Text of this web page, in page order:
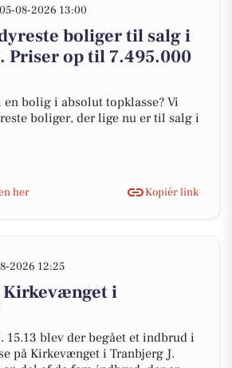
05-08-2026 13:00
boliger til salg i
Priser op til 7.495.000
bolig i absolut topklasse? Vi
boliger, der lige nu er til salg i
her
Kopiér link
2026 12:25
i
15.13 blev der begået et indbrud i
på Kirkevænget i Tranbjerg J.